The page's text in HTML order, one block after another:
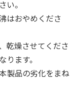
い。
はおやめくださ
乾燥させてくださ
ます。
製品の劣化をまね